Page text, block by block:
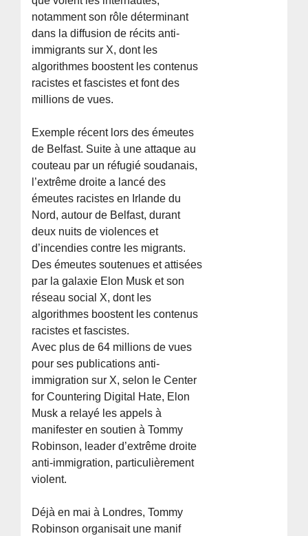
notamment son rôle déterminant
dans la diffusion de récits anti-
immigrants sur X, dont les
algorithmes boostent les contenus
racistes et fascistes et font des
millions de vues.
Exemple récent lors des émeutes
de Belfast. Suite à une attaque au
couteau par un réfugié soudanais,
l’extrême droite a lancé des
émeutes racistes en Irlande du
Nord, autour de Belfast, durant
deux nuits de violences et
d’incendies contre les migrants.
Des émeutes soutenues et attisées
par la galaxie Elon Musk et son
réseau social X, dont les
algorithmes boostent les contenus
racistes et fascistes.
Avec plus de 64 millions de vues
pour ses publications anti-
immigration sur X, selon le Center
for Countering Digital Hate, Elon
Musk a relayé les appels à
manifester en soutien à Tommy
Robinson, leader d’extrême droite
anti-immigration, particulièrement
violent.
Déjà en mai à Londres, Tommy
Robinson organisait une manif